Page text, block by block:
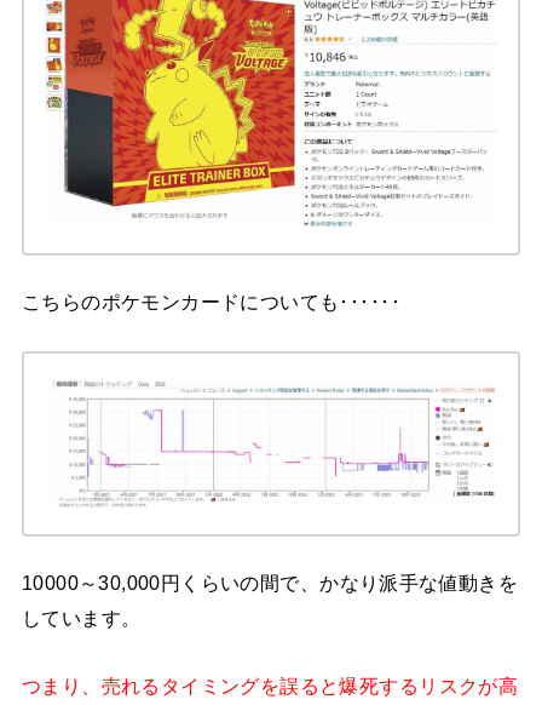
こちらのポケモンカードについても･･････
10000～30,000円くらいの間で、かなり派手な値動きを
しています。
つまり、売れるタイミングを誤ると爆死するリスクが高